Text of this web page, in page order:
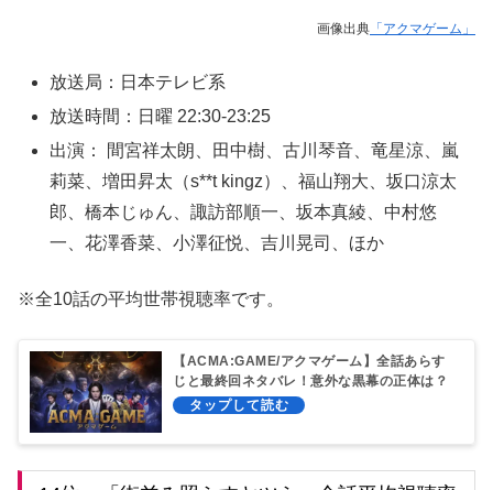
画像出典 「アクマゲーム」
放送局：日本テレビ系
放送時間：日曜 22:30-23:25
出演： 間宮祥太朗、田中樹、古川琴音、竜星涼、嵐
莉菜、増田昇太（s**t kingz）、福山翔大、坂口涼太
郎、橋本じゅん、諏訪部順一、坂本真綾、中村悠
一、花澤香菜、小澤征悦、吉川晃司、ほか
※全10話の平均世帯視聴率です。
【ACMA:GAME/アクマゲーム】全話あらす
じと最終回ネタバレ！意外な黒幕の正体は？